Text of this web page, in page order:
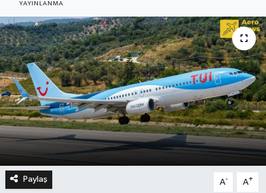
YAYINLANMA
Paylaş A- A+